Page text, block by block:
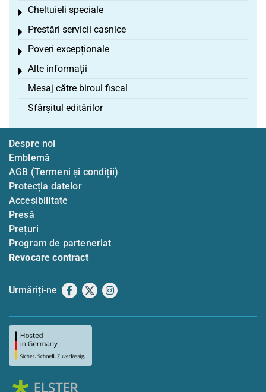
Cheltuieli speciale
Toggle menu
Prestări servicii casnice
Toggle menu
Poveri excepționale
Toggle menu
Alte informații
Toggle menu
Mesaj către biroul fiscal
Sfârșitul editărilor
Despre noi
Emblemă
AGB (Termeni și condiții)
Protecția datelor
Accesibilitate
Presă
Prețuri
Program de parteneriat
Revocare contract
Urmăriți-ne Facebook
X Instagram